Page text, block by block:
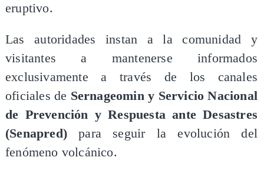
eruptivo.
Las autoridades instan a la comunidad y
visitantes a mantenerse informados
exclusivamente a través de los canales
oficiales de Sernageomin y Servicio Nacional
de Prevención y Respuesta ante Desastres
(Senapred)para seguir la evolución del
fenómeno volcánico.